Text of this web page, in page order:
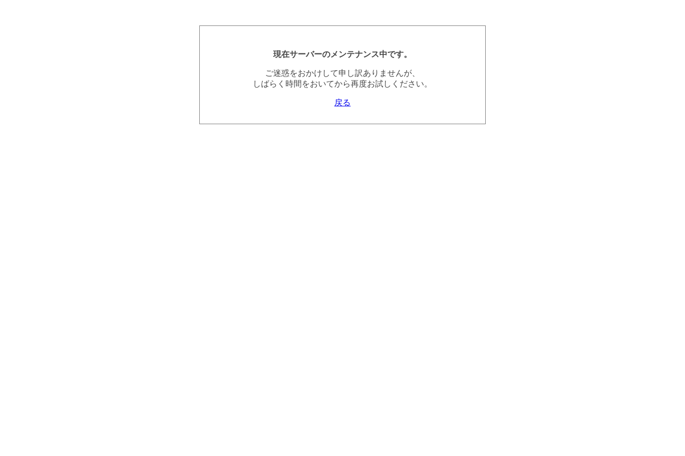
現在サーバーのメンテナンス中です。
ご迷惑をおかけして申し訳ありませんが、
しばらく時間をおいてから再度お試しください。
戻る